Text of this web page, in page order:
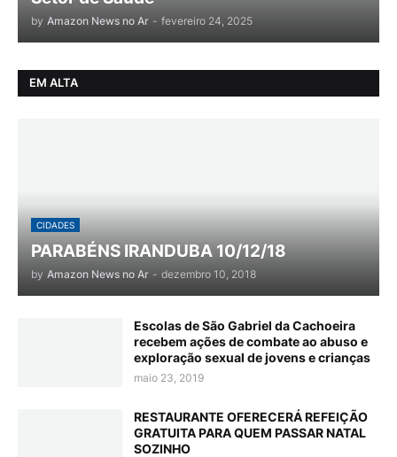
by Amazon News no Ar - fevereiro 24, 2025
EM ALTA
CIDADES
PARABÉNS IRANDUBA 10/12/18
by Amazon News no Ar - dezembro 10, 2018
Escolas de São Gabriel da Cachoeira
recebem ações de combate ao abuso e
exploração sexual de jovens e crianças
maio 23, 2019
RESTAURANTE OFERECERÁ REFEIÇÃO
GRATUITA PARA QUEM PASSAR NATAL
SOZINHO